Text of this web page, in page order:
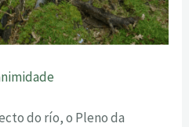
do río, o Pleno da